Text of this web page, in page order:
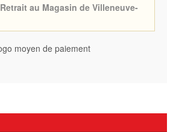
Retrait au Magasin de Villeneuve-